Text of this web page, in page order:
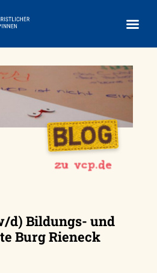
d) Bildungs- und
Burg Rieneck